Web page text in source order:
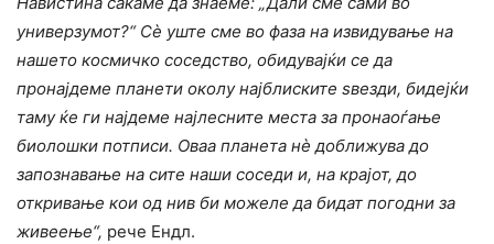
универзумот?“ Сè уште сме во фаза на извидување на
нашето космичко соседство, обидувајќи се да
пронајдеме планети околу најблиските ѕвезди, бидејќи
таму ќе ги најдеме најлесните места за пронаоѓање
биолошки потписи. Оваа планета нè доближува до
запознавање на сите наши соседи и, на крајот, до
откривање кои од нив би можеле да бидат погодни за
живеење“, рече Ендл.